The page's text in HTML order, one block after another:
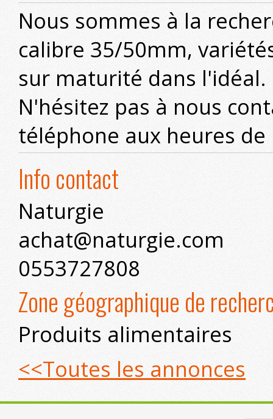
Nous sommes à la
calibre 35/50mm,
sur maturité dans l'idéal.
N'hésitez pas à nous
téléphone aux heures de
Info contact
Naturgie
achat@naturgie.com
0553727808
Zone géographique de
Produits alimentaires
<<Toutes les annonces